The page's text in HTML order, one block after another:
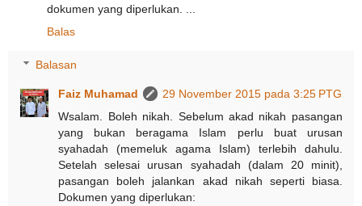
dokumen yang diperlukan. ...
Balas
Balasan
Faiz Muhamad
29 November 2015 pada 3:25 PTG
Wsalam. Boleh nikah. Sebelum akad nikah pasangan
yang bukan beragama Islam perlu buat urusan
syahadah (memeluk agama Islam) terlebih dahulu.
Setelah selesai urusan syahadah (dalam 20 minit),
pasangan boleh jalankan akad nikah seperti biasa.
Dokumen yang diperlukan: